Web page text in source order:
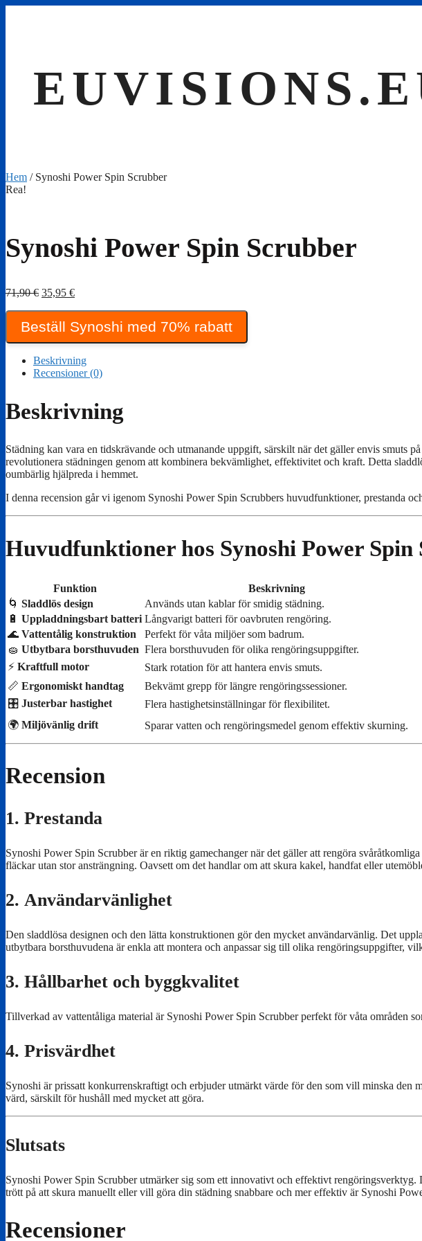
Hem / Synoshi Power Spin Scrubber
Rea!
Synoshi Power Spin Scrubber
71,90€ Det
var:
71,90 €.
35,95 €Det
är:
35,95 €.
Beställ Synoshi med 70% rabatt
Beskrivning
Recensioner (0)
Beskrivning
Städning kan vara en tidskrävande och utmanande uppgift, särskilt när det gäller envis smuts
revolutionera städningen genom att kombinera bekvämlighet, effektivitet och kraft. Detta
oumbärlig hjälpreda i hemmet.
I denna recension går vi igenom Synoshi Power Spin Scrubbers huvudfunktioner, prestanda
Huvudfunktioner hos Synoshi Power Spin
Funktion
Beskrivning
🌀 Sladdlös design
Används utan kablar för smidig städning.
🔋 Uppladdningsbart batteri Långvarigt batteri för oavbruten rengöring.
🌊 Vattentålig konstruktion
Perfekt för våta miljöer som badrum.
🧽 Utbytbara borsthuvuden Flera borsthuvuden för olika rengöringsuppgifter.
⚡ Kraftfull motor
Stark rotation för att hantera envis smuts.
📏 Ergonomiskt handtag
Bekvämt grepp för längre rengöringssessioner.
🎛️ Justerbar hastighet
Flera hastighetsinställningar för flexibilitet.
🌍 Miljövänlig drift Sparar vatten och rengöringsmedel genom effektiv skurning.
Recension
1. Prestanda
Synoshi Power Spin Scrubber är en riktig gamechanger när det gäller att rengöra
fläckar utan stor ansträngning. Oavsett om det handlar om att skura kakel, handfat eller
2. Användarvänlighet
Den sladdlösa designen och den lätta konstruktionen gör den mycket användarvänlig. Det
utbytbara borsthuvudena är enkla att montera och anpassar sig till olika rengöringsuppgifter,
3. Hållbarhet och byggkvalitet
Tillverkad av vattentåliga material är Synoshi Power Spin Scrubber perfekt för våta områden
4. Prisvärdhet
Synoshi är prissatt konkurrenskraftigt och erbjuder utmärkt värde för den som vill minska den
värd, särskilt för hushåll med mycket att göra.
Slutsats
Synoshi Power Spin Scrubber utmärker sig som ett innovativt och effektivt
trött på att skura manuellt eller vill göra din städning snabbare och mer effektiv är Synoshi
Recensioner